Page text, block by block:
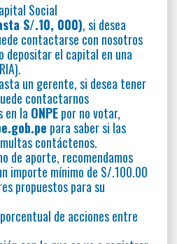
Social
S/.10, 000), si desea
contactarse con nosotros
depositar el capital en una
un gerente, si desea tener
contactarnos
en laONPEpor no votar,
para saber si las
contáctenos.
de aporte, recomendamos
importe mínimo de S/.100.00
propuestos para su
de acciones entre